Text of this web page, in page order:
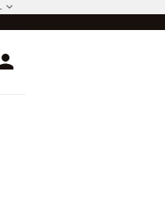
Login